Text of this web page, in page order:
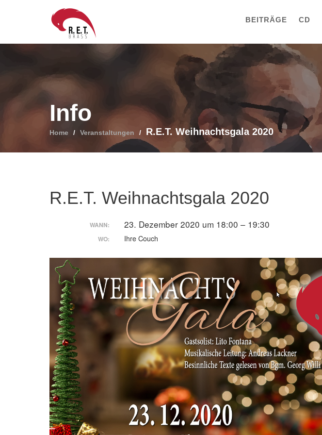
BEITRÄGE CD
Info
Home Veranstaltungen R.E.T. Weihnachtsgala 2020
R.E.T. Weihnachtsgala 2020
WANN: 23. Dezember 2020 um 18:00 – 19:30
WO: Ihre Couch